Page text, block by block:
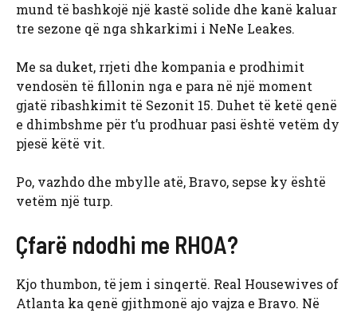
mund të bashkojë një kastë solide dhe kanë kaluar
tre sezone që nga shkarkimi i NeNe Leakes.
Me sa duket, rrjeti dhe kompania e prodhimit
vendosën të fillonin nga e para në një moment
gjatë ribashkimit të Sezonit 15. Duhet të ketë qenë
e dhimbshme për t’u prodhuar pasi është vetëm dy
pjesë këtë vit.
Po, vazhdo dhe mbylle atë, Bravo, sepse ky është
vetëm një turp.
Çfarë ndodhi me RHOA?
Kjo thumbon, të jem i sinqertë. Real Housewives of
Atlanta ka qenë gjithmonë ajo vajza e Bravo. Në